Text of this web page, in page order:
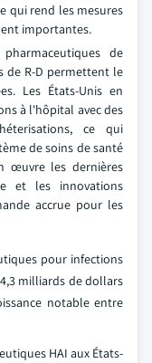
qui rend les mesures
importantes.
de
de R-D permettent le
Les États-Unis en
à l'hôpital avec des
ce qui
de soins de santé
œuvre les dernières
et les innovations
accrue pour les
pour infections
milliards de dollars
notable entre
HAI aux États-